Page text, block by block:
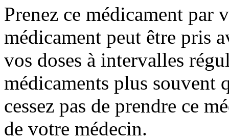
Prenez ce médicament par
médicament peut être pris
vos doses à intervalles
médicaments plus souvent
cessez pas de prendre ce
de votre médecin.